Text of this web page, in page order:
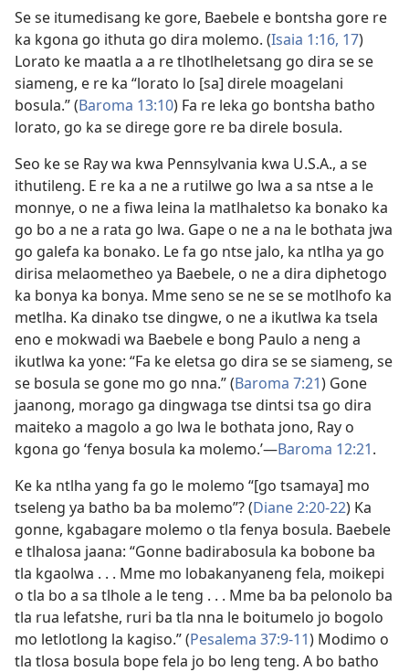
Se se itumedisang ke gore, Baebele e bontsha gore re
ka kgona go ithuta go dira molemo. (Isaia 1:16, 17)
Lorato ke maatla a a re tlhotlheletsang go dira se se
siameng, e re ka “lorato lo [sa] direle moagelani
bosula.” (Baroma 13:10) Fa re leka go bontsha batho
lorato, go ka se direge gore re ba direle bosula.
Seo ke se Ray wa kwa Pennsylvania kwa U.S.A., a se
ithutileng. E re ka a ne a rutilwe go lwa a sa ntse a le
monnye, o ne a fiwa leina la matlhaletso ka bonako ka
go bo a ne a rata go lwa. Gape o ne a na le bothata jwa
go galefa ka bonako. Le fa go ntse jalo, ka ntlha ya go
dirisa melaometheo ya Baebele, o ne a dira diphetogo
ka bonya ka bonya. Mme seno se ne se se motlhofo ka
metlha. Ka dinako tse dingwe, o ne a ikutlwa ka tsela
eno e mokwadi wa Baebele e bong Paulo a neng a
ikutlwa ka yone: “Fa ke eletsa go dira se se siameng, se
se bosula se gone mo go nna.” (Baroma 7:21) Gone
jaanong, morago ga dingwaga tse dintsi tsa go dira
maiteko a magolo a go lwa le bothata jono, Ray o
kgona go ‘fenya bosula ka molemo.’—Baroma 12:21.
Ke ka ntlha yang fa go le molemo “[go tsamaya] mo
tseleng ya batho ba ba molemo”? (Diane 2:20-22) Ka
gonne, kgabagare molemo o tla fenya bosula. Baebele
e tlhalosa jaana: “Gonne badirabosula ka bobone ba
tla kgaolwa . . . Mme mo lobakanyaneng fela, moikepi
o tla bo a sa tlhole a le teng . . . Mme ba ba pelonolo ba
tla rua lefatshe, ruri ba tla nna le boitumelo jo bogolo
mo letlotlong la kagiso.” (Pesalema 37:9-11) Modimo o
tla tlosa bosula bope fela jo bo leng teng. A bo batho